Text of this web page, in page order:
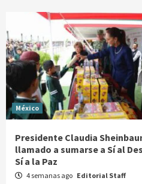
México
Presidente Claudia
llamado a sumarse a Sí al
Sí a la Paz
4 semanas ago Editorial Staff